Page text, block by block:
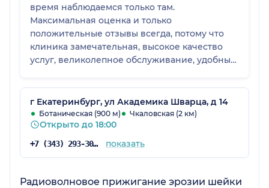
время наблюдаемся только там.
Максимальная оценка и только
положительные отзывы всегда, потому что
клиника замечательная, высокое качество
услуг, великолепное обслуживание, удобный
этой клинике и я всем знакомым всегда
рекомендую именно Династию.
г Екатеринбург, ул Академика Шварца, д 14
Ботаническая (900 м) Чкаловская (2 км)
Открыто до 18:00
+7 (343) 293-30-81 показать
Радиоволновое прижигание эрозии шейки